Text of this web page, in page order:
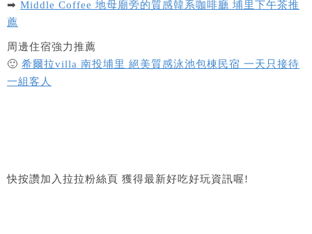
➡ Middle Coffee 地母廟旁的質感韓系咖啡廳 埔里下午茶推
薦
周邊住宿強力推薦
🙂 希爾拉villa 南投埔里 絕美質感泳池包棟民宿 一天只接待
一組客人
快按讚加入拉拉粉絲頁 獲得最新好吃好玩資訊喔!